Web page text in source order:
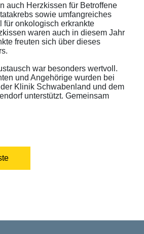
auch Herzkissen für Betroffene
sowie umfangreiches
für onkologisch erkrankte
waren auch in diesem Jahr
freuten sich über dieses
war besonders wertvoll.
und Angehörige wurden bei
Klinik Schwabenland und dem
unterstützt. Gemeinsam